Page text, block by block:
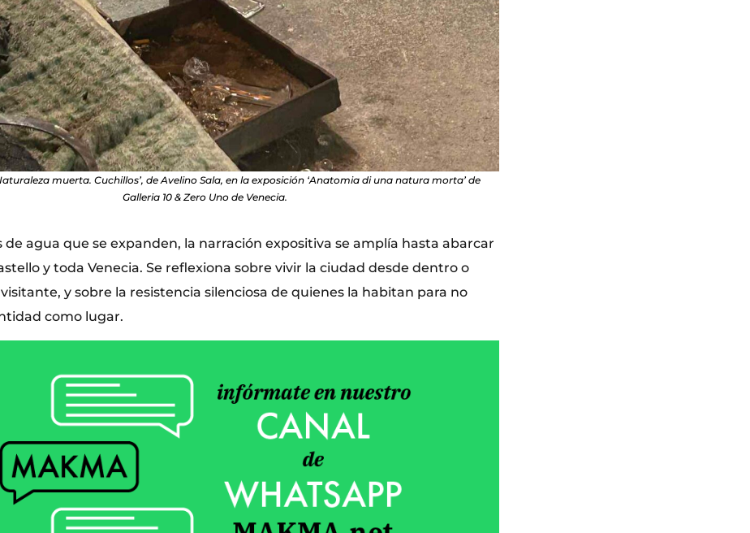
muerta. Cuchillos’, de Avelino Sala, en la exposición ‘Anatomia di una natura morta’ de
Galleria 10 & Zero Uno de Venecia.
de agua que se expanden, la narración expositiva se amplía hasta abarcar
y toda Venecia. Se reflexiona sobre vivir la ciudad desde dentro o
y sobre la resistencia silenciosa de quienes la habitan para no
como lugar.